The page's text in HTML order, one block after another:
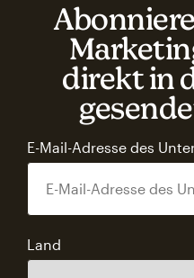
direkt in
E-Mail-Adresse des
Land